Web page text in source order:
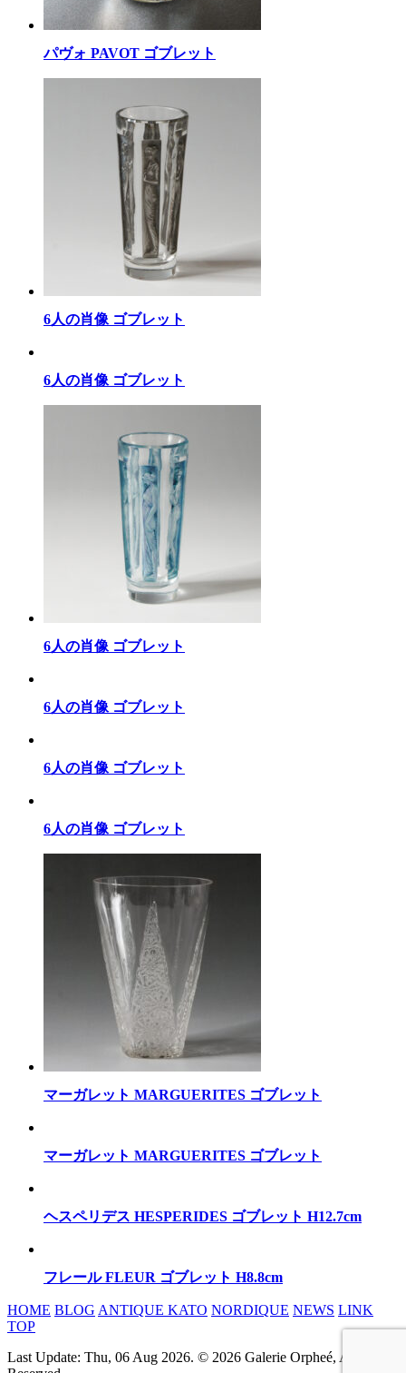
パヴォ PAVOT ゴブレット
6人の肖像 ゴブレット
6人の肖像 ゴブレット
6人の肖像 ゴブレット
6人の肖像 ゴブレット
6人の肖像 ゴブレット
6人の肖像 ゴブレット
マーガレット MARGUERITES ゴブレット
マーガレット MARGUERITES ゴブレット
ヘスペリデス HESPERIDES ゴブレット H12.7cm
フレール FLEUR ゴブレット H8.8cm
HOME BLOG ANTIQUE KATO NORDIQUE NEWS LINK
TOP
Last Update: Thu, 06 Aug 2026. © 2026 Galerie Orpheé, All rights